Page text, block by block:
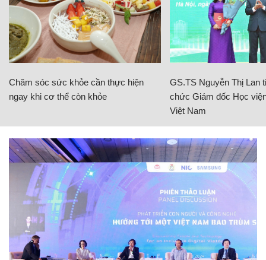
Chăm sóc sức khỏe cần thực hiện
ngay khi cơ thể còn khỏe
GS.TS Nguyễn Thị Lan
chức Giám đốc Học
Việt Nam